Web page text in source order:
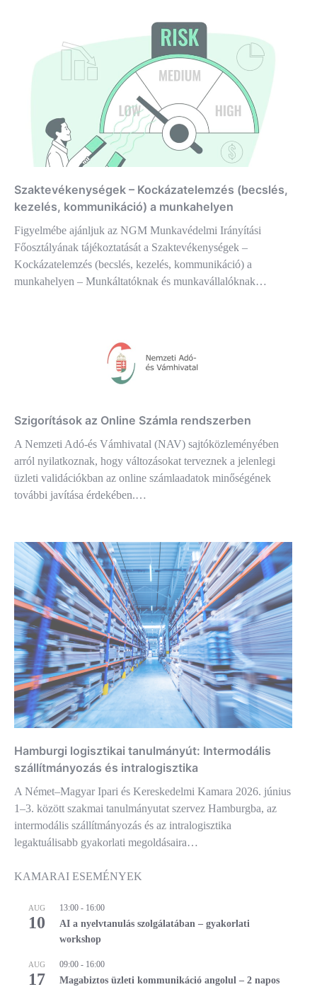
Szaktevékenységek – Kockázatelemzés (becslés,
kezelés, kommunikáció) a munkahelyen
Figyelmébe ajánljuk az NGM Munkavédelmi Irányítási
Főosztályának tájékoztatását a Szaktevékenységek –
Kockázatelemzés (becslés, kezelés, kommunikáció) a
munkahelyen – Munkáltatóknak és munkavállalóknak…
Szigorítások az Online Számla rendszerben
A Nemzeti Adó-és Vámhivatal (NAV) sajtóközleményében
arról nyilatkoznak, hogy változásokat terveznek a jelenlegi
üzleti validációkban az online számlaadatok minőségének
további javítása érdekében.…
Hamburgi logisztikai tanulmányút: Intermodális
szállítmányozás és intralogisztika
A Német–Magyar Ipari és Kereskedelmi Kamara 2026. június
1–3. között szakmai tanulmányutat szervez Hamburgba, az
intermodális szállítmányozás és az intralogisztika
legaktuálisabb gyakorlati megoldásaira…
KAMARAI ESEMÉNYEK
AUG
10
13:00 - 16:00
AI a nyelvtanulás szolgálatában – gyakorlati
workshop
AUG
17
09:00 - 16:00
Magabiztos üzleti kommunikáció angolul – 2 napos